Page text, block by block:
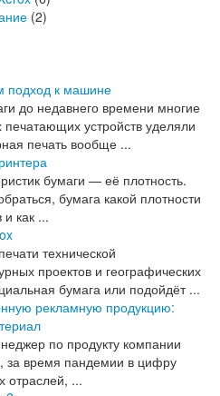
(2)
подход к машине
до недавнего времени многие
устройств уделяли
печать вообще ...
бумаги — её плотность.
бумага какой плотности
как ...
технической
проектов и географических
бумага или подойдёт ...
рекламную продукцию:
по продукту компании
за время пандемии в цифру
отраслей, ...